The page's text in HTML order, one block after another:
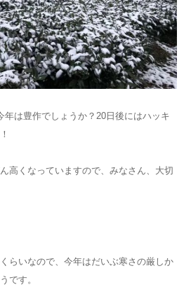
年は豊作でしょうか？20日後にはハッキ
高くなっていますので、みなさん、大切
らいなので、今年はだいぶ寒さの厳しか
です。